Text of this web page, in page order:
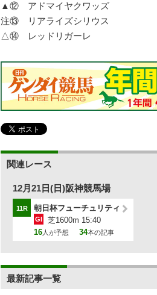
▲⑫ アドマイヤクワッズ
注⑬ リアライズシリウス
△⑭ レッドリガーレ
関連レース
12月21日(日)阪神競馬場
11R 朝日杯フューチュリティＳ
GI
芝1600m 15:40
16 人が予想 34本の記事
最新記事一覧